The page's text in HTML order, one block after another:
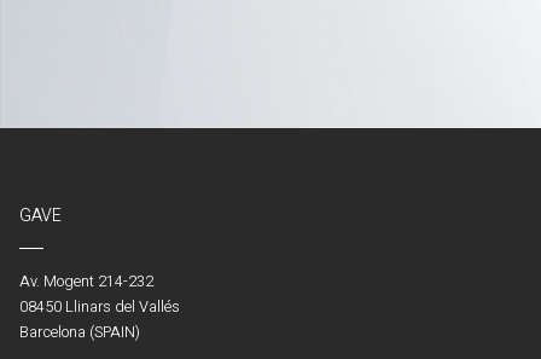
GAVE
Av. Mogent 214-232
08450 Llinars del Vallés
Barcelona (SPAIN)